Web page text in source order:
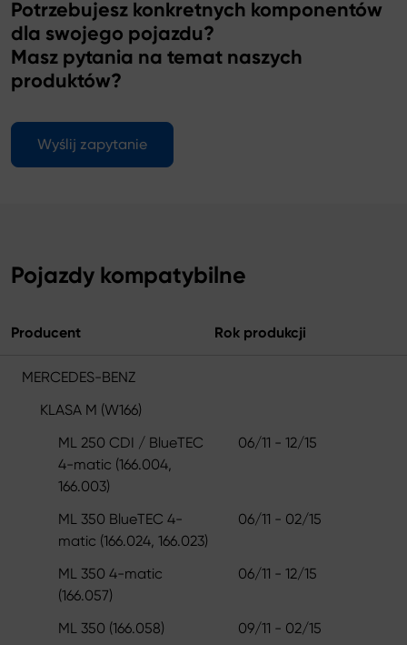
Potrzebujesz konkretnych komponentów
dla swojego pojazdu?
Masz pytania na temat naszych
produktów?
Wyślij zapytanie
Pojazdy kompatybilne
Producent Rok produkcji
MERCEDES-BENZ
KLASA M (W166)
ML 250 CDI / BlueTEC
4-matic (166.004,
166.003)
06/11 - 12/15
ML 350 BlueTEC 4-
matic (166.024, 166.023)
06/11 - 02/15
ML 350 4-matic
(166.057)
06/11 - 12/15
ML 350 (166.058)
09/11 - 02/15